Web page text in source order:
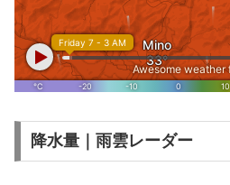
降水量｜雨雲レーダー